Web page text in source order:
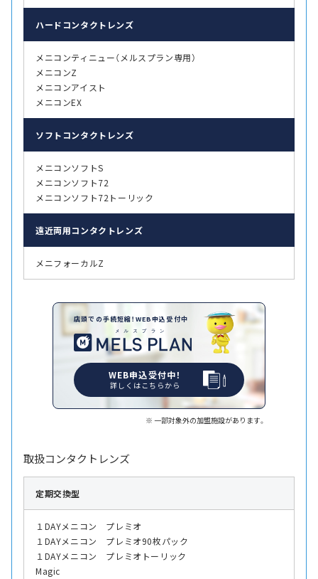
ハード コンタクトレンズ
メニコンティニュー（メルスプラン専用）
メニコンZ
メニコンアイスト
メニコンEX
ソフト コンタクトレンズ
メニコンソフトS
メニコンソフト72
メニコンソフト72トーリック
遠近両用コンタクトレンズ
メニフォーカルZ
店頭での手続短縮！WEB申込受付中
WEB申込受付中！
詳しくはこちらから
一部対象外の加盟施設があります。
取扱コンタクトレンズ
定期交換型
１DAYメニコン プレミオ
１DAYメニコン プレミオ90枚パック
１DAYメニコン プレミオトーリック
Magic